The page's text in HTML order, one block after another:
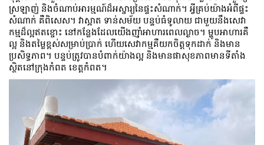
ស្រឡាញ់ និងចំណាប់អារម្មណ៍ដ៏អស្ចារ្យនៃផ្ទះ​សំណាក់។ អ្វីគ្រប់យ៉ាងអំពីផ្ទះ​
សំណាក់​ គឺពិសេស។ វាស្អាត ទាន់សម័យ បន្ទប់ធំទូលាយ ជាមួយនឹងសេវា
កម្មដ៏ល្អឥតខ្ចោះ នៅកន្លែងដែលយើងញ៉ាំអាហារពេលល្ងាច។ ម្ហូប​អាហារ​គឺ​
ល្អ និង​តម្លៃ​ខ្ពស់​សម្រាប់​ប្រាក់ ហើយ​សេវាកម្ម​គឺ​យក​ចិត្ត​ទុក​ដាក់ និង​មាន​
ប្រសិទ្ធភាព។ បន្ទប់ត្រូវបានបំពាក់យ៉ាងល្អ និងមានផាសុខភាពមានទីតាំង
ស្ថិតនៅក្រុងកំពត ខេត្តកំពត។